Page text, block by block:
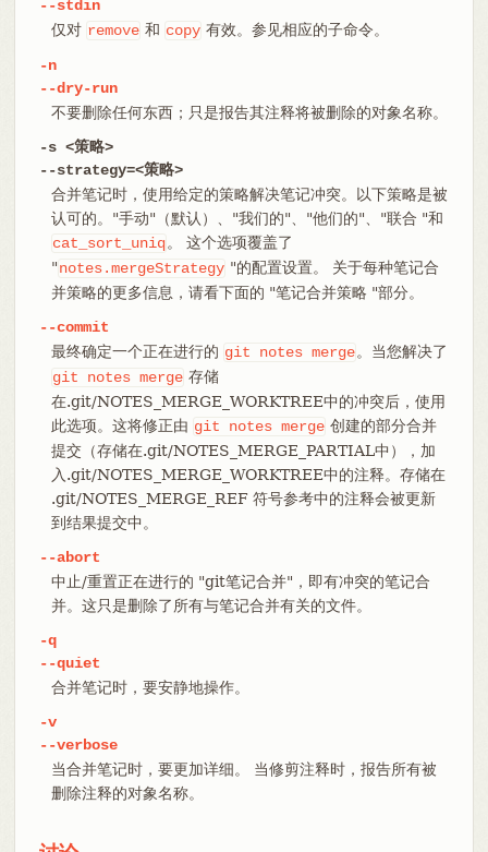
--stdin
仅对 remove 和 copy 有效。参见相应的子命令。
-n
--dry-run
不要删除任何东西；只是报告其注释将被删除的对象名称。
-s <策略>
--strategy=<策略>
合并笔记时，使用给定的策略解决笔记冲突。以下策略是被
认可的。"手动"（默认）、"我们的"、"他们的"、"联合 "和
cat_sort_uniq 。 这个选项覆盖了
"notes.mergeStrategy "的配置设置。 关于每种笔记合
并策略的更多信息，请看下面的 "笔记合并策略 "部分。
--commit
最终确定一个正在进行的 git notes merge 。当您解决了
git
notes merge 存储
在.git/NOTES_MERGE_WORKTREE中的冲突后，使用
此选项。这将修正由 git notes merge 创建的部分合并
提交（存储在.git/NOTES_MERGE_PARTIAL中），加
入.git/NOTES_MERGE_WORKTREE中的注释。存储在
.git/NOTES_MERGE_REF 符号参考中的注释会被更新
到结果提交中。
--abort
中止/重置正在进行的 "git笔记合并"，即有冲突的笔记合
并。这只是删除了所有与笔记合并有关的文件。
-q
--quiet
合并笔记时，要安静地操作。
-v
--verbose
当合并笔记时，要更加详细。 当修剪注释时，报告所有被
删除注释的对象名称。